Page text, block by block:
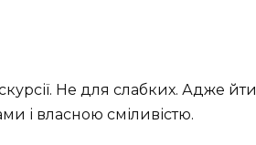
Не для слабких. Адже йти
і власною сміливістю.